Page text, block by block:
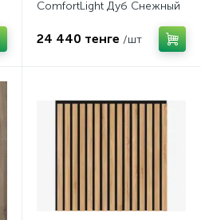
ComfortLight Дуб Снежный
24 440 тенге /шт